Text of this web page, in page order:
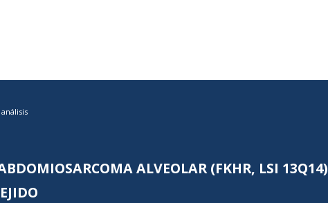
ALVEOLAR (FKHR, LSI 13Q14)